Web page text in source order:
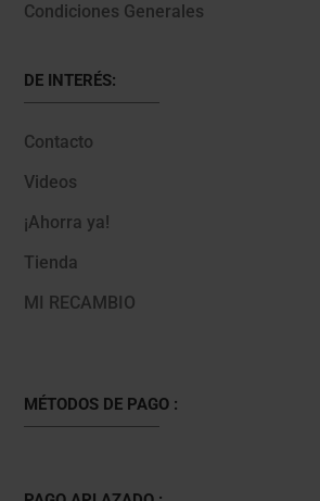
Condiciones Generales
DE INTERÉS:
Contacto
Videos
¡Ahorra ya!
Tienda
MI RECAMBIO
MÉTODOS DE PAGO :